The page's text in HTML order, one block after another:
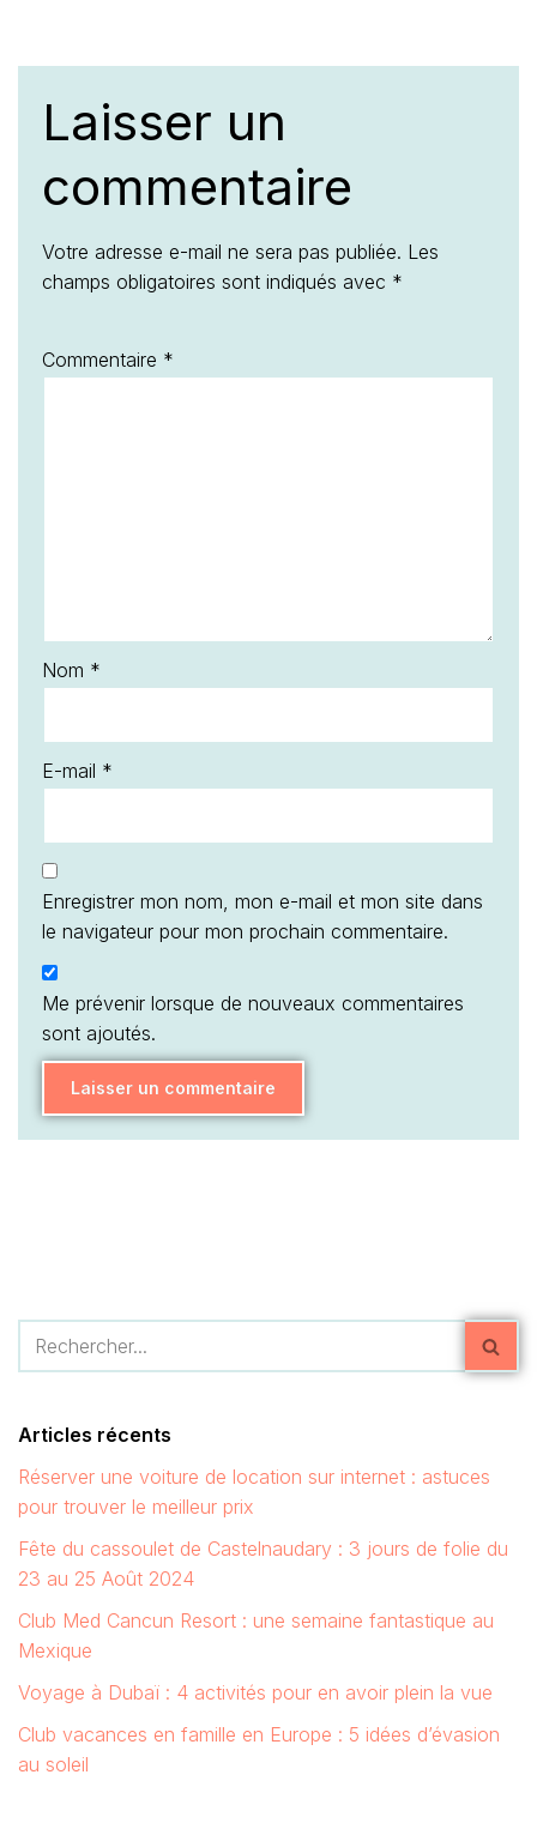
Laisser un
commentaire
Votre adresse e-mail ne sera pas publiée. Les
champs obligatoires sont indiqués avec *
Commentaire *
Nom *
E-mail *
Enregistrer mon nom, mon e-mail et mon site dans
le navigateur pour mon prochain commentaire.
Me prévenir lorsque de nouveaux commentaires
sont ajoutés.
Articles récents
Réserver une voiture de location sur internet : astuces
pour trouver le meilleur prix
Fête du cassoulet de Castelnaudary : 3 jours de folie du
23 au 25 Août 2024
Club Med Cancun Resort : une semaine fantastique au
Mexique
Voyage à Dubaï : 4 activités pour en avoir plein la vue
Club vacances en famille en Europe : 5 idées d’évasion
au soleil